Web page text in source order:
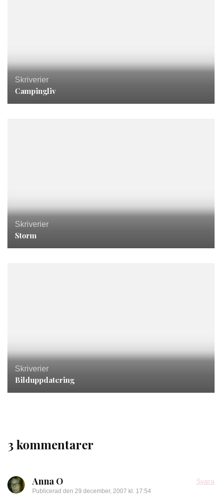
Skriverier
Campingliv
Skriverier
Storm
Skriverier
Bilduppdatering
3 kommentarer
Anna O
Publicerad den 29 december, 2007 kl. 17:54
Svara